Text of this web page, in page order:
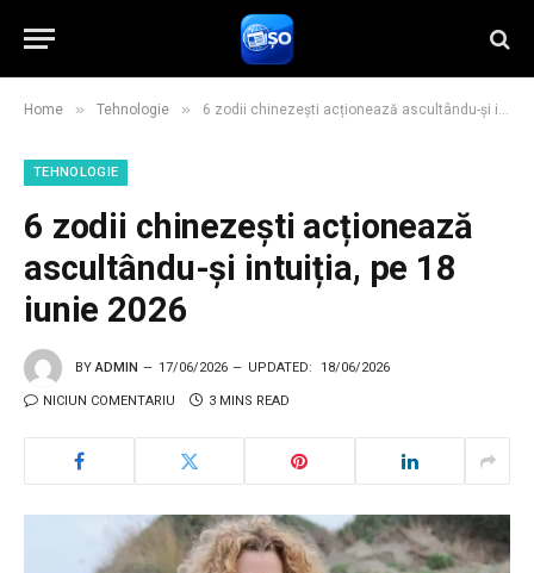
Home » Tehnologie » 6 zodii chinezești acționează ascultându-și intuiția, pe 18 iunie 2026
TEHNOLOGIE
6 zodii chinezești acționează
ascultându-și intuiția, pe 18
iunie 2026
BY ADMIN 17/06/2026 UPDATED: 18/06/2026
NICIUN COMENTARIU 3 MINS READ